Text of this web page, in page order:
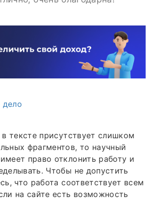
дело
тексте присутствует слишком
фрагментов, то научный
право отклонить работу и
Чтобы не допустить
что работа соответствует всем
на сайте есть возможность